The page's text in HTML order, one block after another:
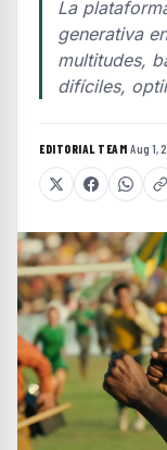
La
generativa
multitudes,
difíciles,
EDITORIAL TEAM·Aug 1,